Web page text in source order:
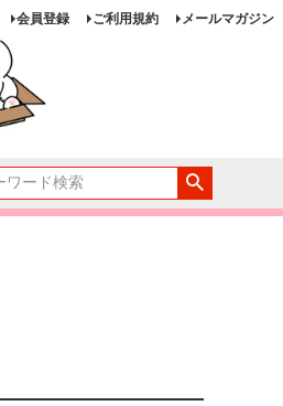
会員登録 ご利用規約 メールマガジン